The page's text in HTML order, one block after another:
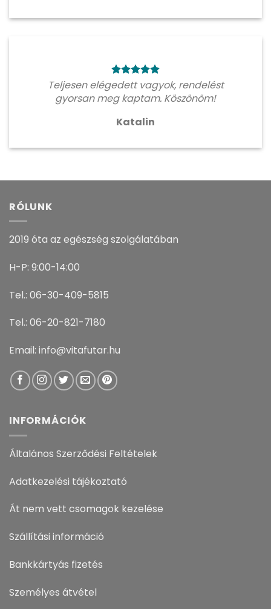
Teljesen elégedett vagyok, rendelést
gyorsan meg kaptam. Köszönöm!
Katalin
RÓLUNK
2019 óta az egészség szolgálatában
H-P: 9:00-14:00
Tel.: 06-30-409-5815
Tel.: 06-20-821-7180
Email: info@vitafutar.hu
INFORMÁCIÓK
Általános Szerződési Feltételek
Adatkezelési tájékoztató
Át nem vett csomagok kezelése
Szállítási információ
Bankkártyás fizetés
Személyes átvétel